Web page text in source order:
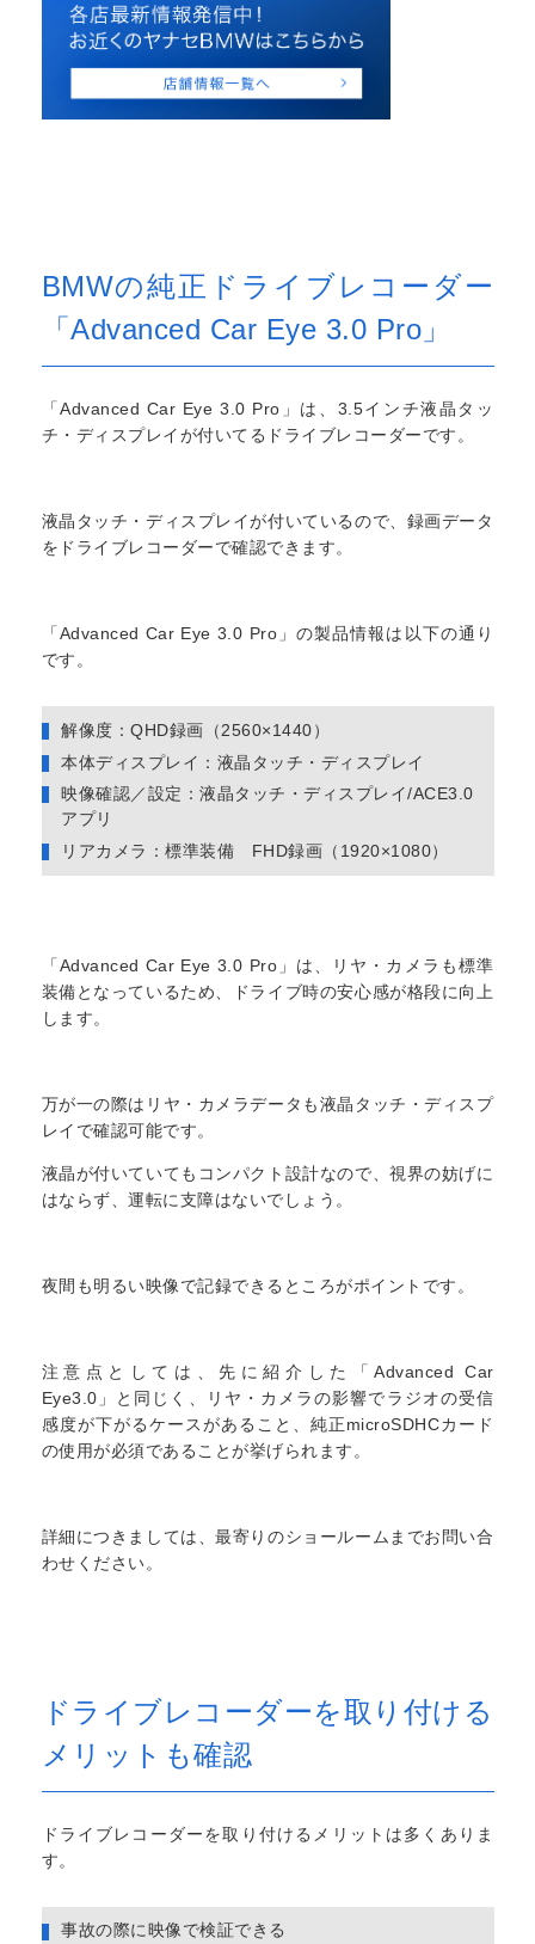
BMWの純正ドライブレコーダー
「Advanced Car Eye 3.0 Pro」
「Advanced Car Eye 3.0 Pro」は、3.5インチ液晶タッ
チ・ディスプレイが付いてるドライブレコーダーです。
液晶タッチ・ディスプレイが付いているので、録画データ
をドライブレコーダーで確認できます。
「Advanced Car Eye 3.0 Pro」の製品情報は以下の通り
です。
解像度：QHD録画（2560×1440）
本体ディスプレイ：液晶タッチ・ディスプレイ
映像確認／設定：液晶タッチ・ディスプレイ/ACE3.0
アプリ
リアカメラ：標準装備 FHD録画（1920×1080）
「Advanced Car Eye 3.0 Pro」は、リヤ・カメラも標準
装備となっているため、ドライブ時の安心感が格段に向上
します。
万が一の際はリヤ・カメラデータも液晶タッチ・ディスプ
レイで確認可能です。
液晶が付いていてもコンパクト設計なので、視界の妨げに
はならず、運転に支障はないでしょう。
夜間も明るい映像で記録できるところがポイントです。
注意点としては、先に紹介した「Advanced Car
Eye3.0」と同じく、リヤ・カメラの影響でラジオの受信
感度が下がるケースがあること、純正microSDHCカード
の使用が必須であることが挙げられます。
詳細につきましては、最寄りのショールームまでお問い合
わせください。
ドライブレコーダーを取り付ける
メリットも確認
ドライブレコーダーを取り付けるメリットは多くありま
す。
事故の際に映像で検証できる